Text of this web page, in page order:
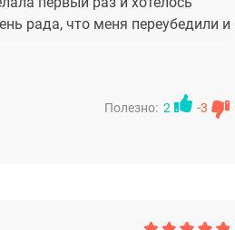
рада, что меня переубедили и
Полезно: 2 -3